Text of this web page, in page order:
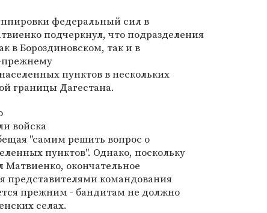
федеральный сил в
подчеркнул, что подразделения
в Бороздиновском, так и в
прежнему
пунктов в нескольких
границы Дагестана.
войска
"самим решить вопрос о
пунктов". Однако, поскольку
Матвиенко, окончательное
представителями командования
прежним - бандитам не должно
селах.